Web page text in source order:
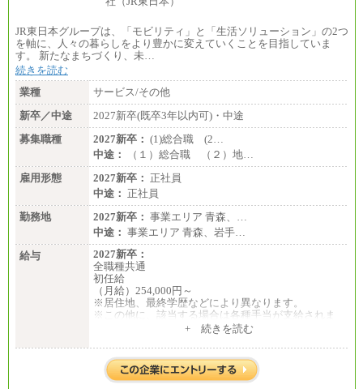
エリア総合職 月給185,000円＋地域間調整給
■(株)JTBデータサービス ※2027年新卒募集終了
総合職 月給186,000～194,000円＋地域手当
■I&Jデジタルイノベーション(株)
総合職 月給224,500～242,600円＋地域手当
※詳細はJTBキャリアサイトよりご確認ください。
＜有期社員コース＞
■(株)JTBビジネストランスフォーム
有期契約職 月給185,000～195,000円
※詳細はJTBキャリアサイトよりご確認ください。
■(株)JTBパブリッシング ※2027年新卒募集終了
総合職 月給241,000円
中途：
①月給227,000円以上
②月給212,000円以上
③月給172,500円以上
④月給23万円～37万円
⑤月給20万円～25万円
⑥月給33万円～48万円
⑦月給271,000円以上
⑧～⑮月給200,000円〜月給400,000円
⑯月給185,000円以上
⑰月給237,000円以上
⑱月給212,000円以上
⑲東京：月給202,000 円以上 、京都：月給193,000 円
以上
JR東日本グループは、「モビリティ」と「生活ソリューション」の2つ
を軸に、人々の暮らしをより豊かに変えていくことを目指していま
す。 新たなまちづくり、未…
続きを読む
業種
サービス/その他
新卒／中途
2027新卒(既卒3年以内可)・中途
募集職種
2027新卒： (1)総合職 (2…
中途：
（１）総合職 （２）地…
雇用形態
2027新卒： 正社員
中途： 正社員
勤務地
2027新卒： 事業エリア 青森、…
中途： 事業エリア 青森、岩手…
給与
2027新卒：
全職種共通
初任給
（月給）254,000円～
※居住地、最終学歴などにより異なります。
※この他に、該当する場合は各種手当が支給されま
中途：
全職種共通
+ 続きを読む